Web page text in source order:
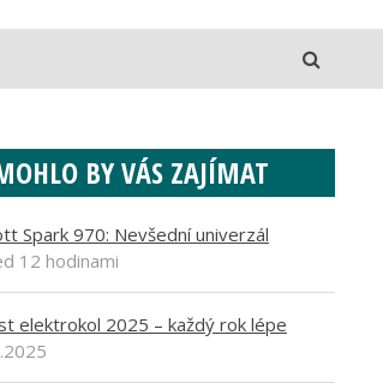
BY VÁS ZAJÍMAT
Spark 970: Nevšední univerzál
12 hodinami
elektrokol 2025 – každý rok lépe